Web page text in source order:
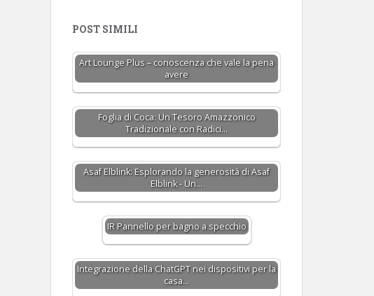
POST SIMILI
Art Lounge Plus – conoscenza che vale la pena
avere
Foglia di Coca: Un Tesoro Amazzonico
Tradizionale con Radici…
Asaf Elblink: Esplorando la generosità di Asaf
Elblink - Un…
IR Pannello per bagno a specchio
Integrazione della ChatGPT nei dispositivi per la
casa…